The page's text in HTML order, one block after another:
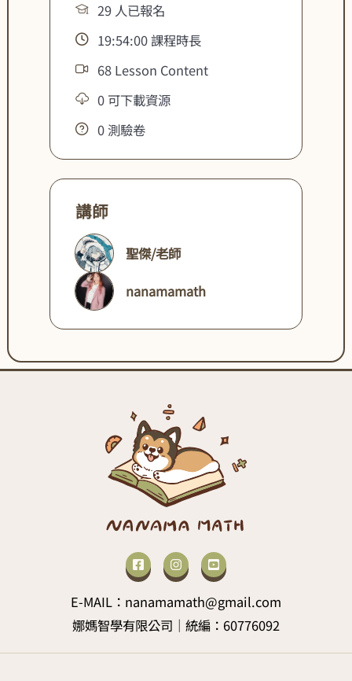
29 人已報名
19:54:00 課程時長
68 Lesson Content
0 可下載資源
0 測驗卷
講師
聖傑/老師
nanamamath
E-MAIL：nanamamath@gmail.com
娜媽智學有限公司｜統編：60776092